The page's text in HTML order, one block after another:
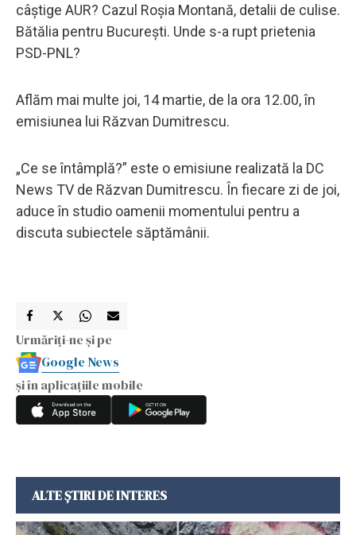
câștige AUR? Cazul Roșia Montană, detalii de culise.
Bătălia pentru București. Unde s-a rupt prietenia
PSD-PNL?
Aflăm mai multe joi, 14 martie, de la ora 12.00, în
emisiunea lui Răzvan Dumitrescu.
„Ce se întâmplă?” este o emisiune realizată la DC
News TV de Răzvan Dumitrescu. În fiecare zi de joi,
aduce în studio oamenii momentului pentru a
discuta subiectele săptămânii.
Urmăriți-ne și pe
Google News
și în aplicațiile mobile
ALTE ȘTIRI DE INTERES